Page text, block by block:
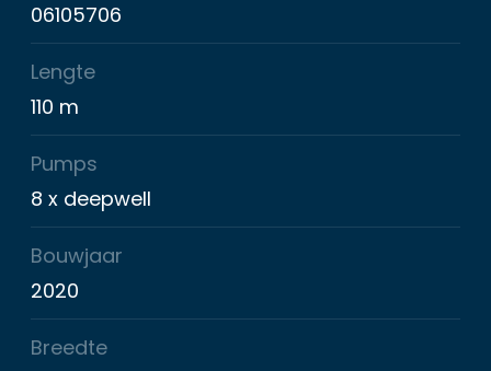
06105706
Lengte
110 m
Pumps
8 x deepwell
Bouwjaar
2020
Breedte